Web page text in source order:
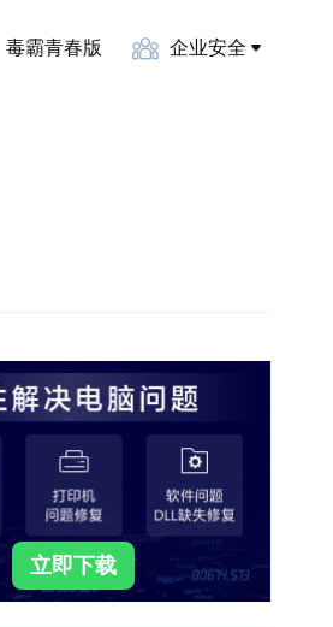
毒霸青春版 企业安全
立即下载